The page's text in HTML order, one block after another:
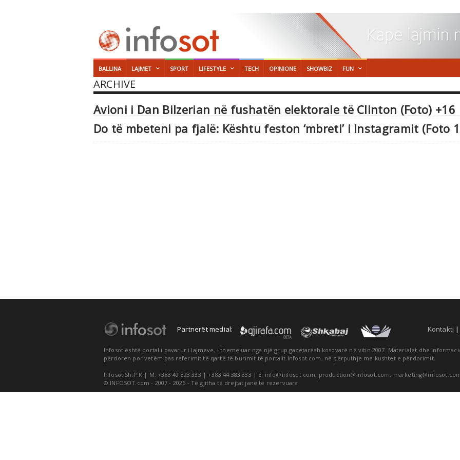
BALLINA LAJMET SPORT LIFESTYLE TECH OPINIONE SHOWBIZ FUN
ARCHIVE
Avioni i Dan Bilzerian në fushatën elektorale të Clinton (Foto) +16
Do të mbeteni pa fjalë: Kështu feston ‘mbreti’ i Instagramit (Foto
Partnerët medial: Kontakti
Infosot është portal i pavarur i lajmeve, i themeluar nga një grup gazetarësh kosovarë në vitin 2007. Materialet dhe
përdoren por vetëm pas referimit të qartë të burimit të portalit Infosot.com, në përputhje me kushtet e përdorimit.
Infosot Sh.P.K | M: +383 49 323 333 | +383 44 383 333 | E: info@infosot.com, production@infosot.com,
© INFOSOT.com - 2007 - 2026 - Të gjitha të drejtat janë të rezervuara